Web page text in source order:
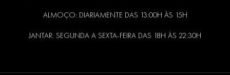
ALMOÇO: DIARIAMENTE DAS 13:00H ÀS 15H
JANTAR: SEGUNDA A SEXTA-FEIRA DAS 18H ÀS 22:30H